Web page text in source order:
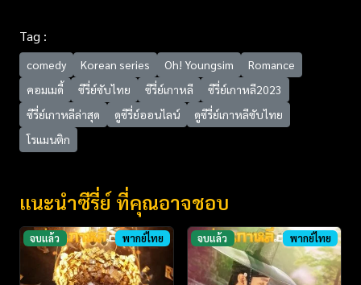
Tag :
comedy Korean series Oh! Youngsim
Romance
คอมเมดี้
ซีรี่ย์ซับไทย ซีรี่ย์เกาหลี
ซีรี่ย์เกาหลี2023
ซีรี่ย์เกาหลีล่าสุด
ดูซีรี่ย์ออนไลน์
ดูซีรี่ย์เกาหลีซับไทย
โรแมนติก
แนะนำซีรี่ย์ ที่คุณอาจชอบ
จบแล้ว พากย์ไทย จบแล้ว พากย์ไทย